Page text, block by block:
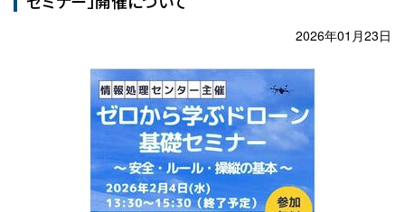
2026年01月23日